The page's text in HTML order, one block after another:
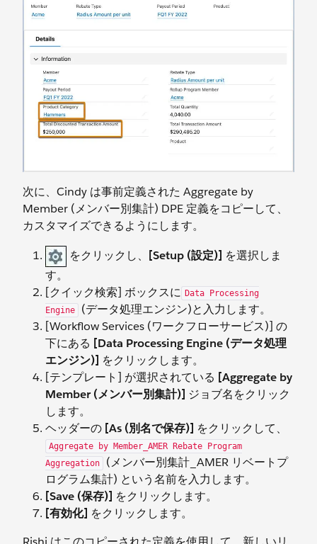
次に、Cindy は事前定義された Aggregate by
Member (メンバー別集計) DPE 定義をコピーして、
カスタマイズできるようにします。
をクリックし、 [Setup (設定)] を選択しま
す。
[クイック検索] ボックスに Data Processing
Engine
(データ処理エンジン)と入力します。
[Workflow Services (ワークフローサービス)] の
下にある [Data Processing Engine (データ処理
エンジン)] をクリックします。
[テンプレート] が選択されている [Aggregate by
Member (メンバー別集計)] ジョブ名をクリック
します。
ヘッダーの [As (別名で保存)] をクリックして、
Aggregate by Member_AMER Rebate Program
Aggregation
(メンバー別集計_AMER リベートプ
ログラム集計) という名前を入力します。
[Save (保存)] をクリックします。
[有効化] をクリックします。